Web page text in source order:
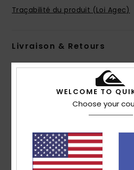
Traçabilité du produit (Loi Agec)
Livraison & Retours
Avis clients
5.0
WELCOME TO
Choose your